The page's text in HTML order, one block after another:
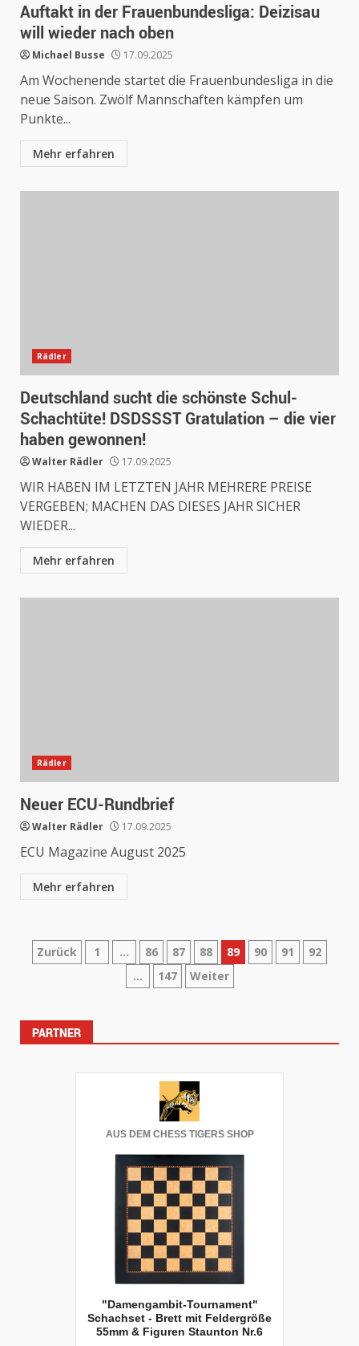
Auftakt in der Frauenbundesliga: Deizisau
will wieder nach oben
Michael Busse 17.09.2025
Am Wochenende startet die Frauenbundesliga in die
neue Saison. Zwölf Mannschaften kämpfen um
Punkte...
Mehr erfahren
Rädler
Deutschland sucht die schönste Schul-
Schachtüte! DSDSSST Gratulation – die vier
haben gewonnen!
Walter Rädler 17.09.2025
WIR HABEN IM LETZTEN JAHR MEHRERE PREISE
VERGEBEN; MACHEN DAS DIESES JAHR SICHER
WIEDER...
Mehr erfahren
Rädler
Neuer ECU-Rundbrief
Walter Rädler 17.09.2025
ECU Magazine August 2025
Mehr erfahren
Seitennummerierung
Beiträge
Zurück 1 … 86 87 88 89 90 91
92
…
147 Weiter
PARTNER
AUS DEM CHESS TIGERS SHOP
"Damengambit-Tournament"
Schachset - Brett mit Feldergröße
55mm & Figuren Staunton Nr.6